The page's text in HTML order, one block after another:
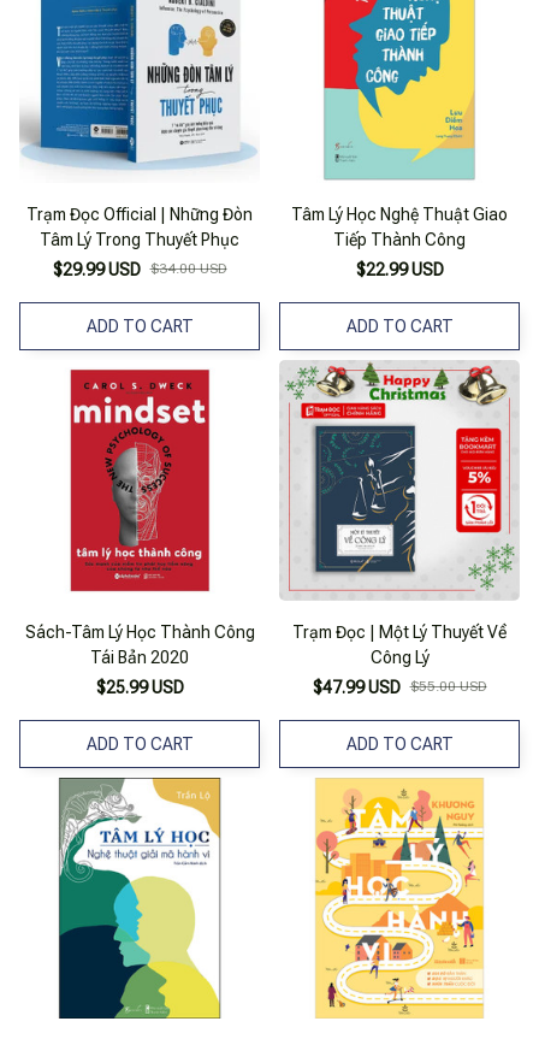
Trạm Đọc Official | Những Đòn
Tâm Lý Trong Thuyết Phục
$29.99 USD $34.00 USD
ADD TO CART
Tâm Lý Học Nghệ Thuật Giao
Tiếp Thành Công
$22.99 USD
ADD TO CART
Sách-Tâm Lý Học Thành Công
Tái Bản 2020
$25.99 USD
ADD TO CART
Trạm Đọc | Một Lý Thuyết Về
Công Lý
$47.99 USD $55.00 USD
ADD TO CART